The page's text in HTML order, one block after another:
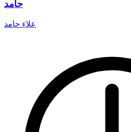
حامد
علاء حامد